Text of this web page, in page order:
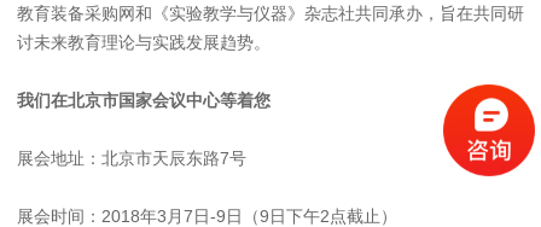
教育装备采购网和《实验教学与仪器》杂志社共同承办，旨在共同研
讨未来教育理论与实践发展趋势。
我们在北京市国家会议中心等着您
展会地址：北京市天辰东路7号
展会时间：2018年3月7日-9日（9日下午2点截止）